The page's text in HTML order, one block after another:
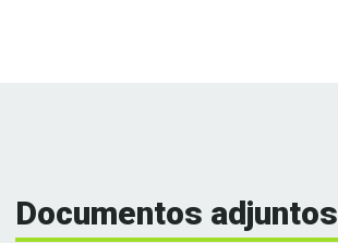
Documentos adjuntos